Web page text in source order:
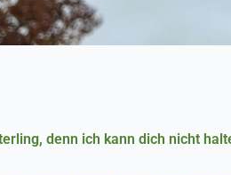
denn ich kann dich nicht